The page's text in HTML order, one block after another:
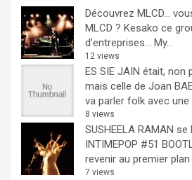
Découvrez MLCD…
MLCD ? Kesako ce
d’entreprises… My...
12 views
ES SIE JAIN était, non
mais celle de Joan
va parler folk avec une
8 views
SUSHEELA RAMAN
INTIMEPOP #51
revenir au premier
7 views